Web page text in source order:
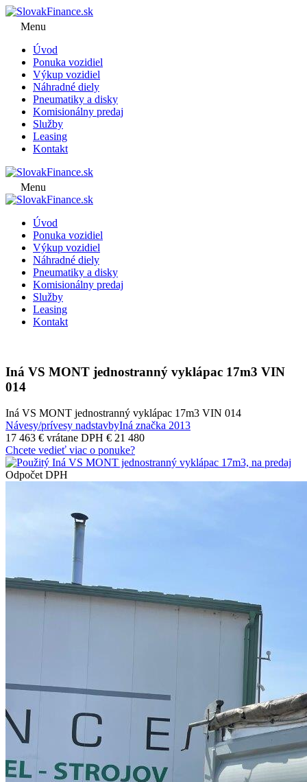
Menu
Úvod
Ponuka vozidiel
Výkup vozidiel
Náhradné diely
Pneumatiky a disky
Komisionálny predaj
Služby
Leasing
Kontakt
Menu
Úvod
Ponuka vozidiel
Výkup vozidiel
Náhradné diely
Pneumatiky a disky
Komisionálny predaj
Služby
Leasing
Kontakt
Iná VS MONT jednostranný vyklápac 17m3 VIN
014
Iná VS MONT jednostranný vyklápac 17m3 VIN 014
Návesy/prívesy nadstavbyIná značka 2013
17 463 € vrátane DPH € 21 480
Chcete vedieť viac o ponuke?
Odpočet DPH